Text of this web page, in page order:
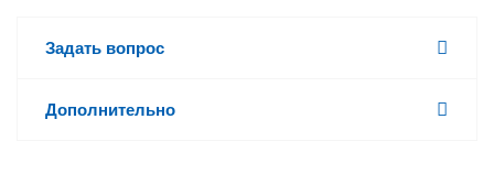
Задать вопрос
Дополнительно